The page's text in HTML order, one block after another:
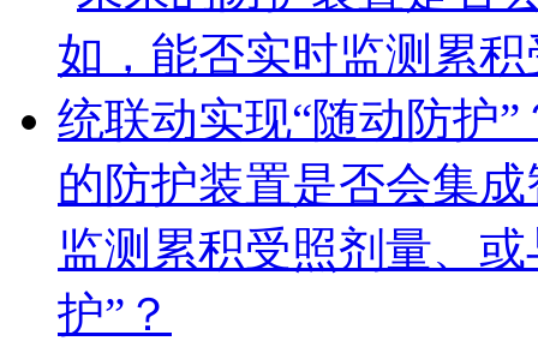
的防护装置是否会集
监测累积受照剂量、
护”？